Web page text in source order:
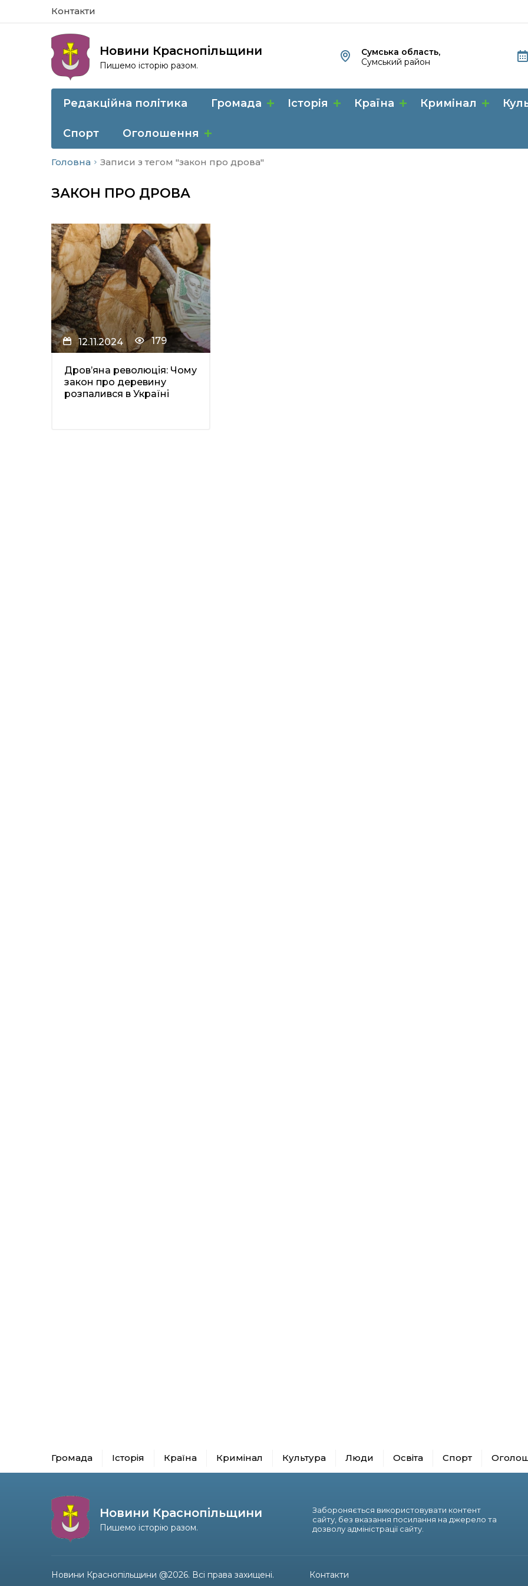
Контакти
Новини Краснопільщини
Пишемо історію разом.
Сумська область,
Сумський район
Редакційна політика Громада Історія Країна Кримінал
Спорт Оголошення
Головна Записи з тегом "закон про дрова"
ЗАКОН ПРО ДРОВА
12.11.2024 179
Дров’яна революція: Чому
закон про деревину
розпалився в Україні
Громада Історія Країна Кримінал Культура Люди Освіта Спорт
Новини Краснопільщини
Пишемо історію разом.
Забороняється використовувати контент
сайту, без вказання посилання на джерело та
дозволу адміністрації сайту.
Новини Краснопільщини @2026. Всі права захищені. Контакти